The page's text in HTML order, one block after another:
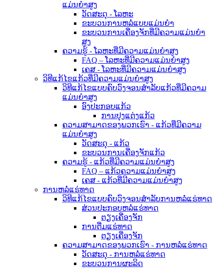
ແມ່ນຍໍາສູງ
ວັດສະດຸ - ໂລຫະ
ຂະບວນການຫລໍ່ແບບແມ່ນຍໍາ
ຂະບວນການເຄື່ອງຈັກທີ່ມີຄວາມແມ່ນຍໍາ
ສູງ
ຄວາມຮູ້ - ໂລຫະທີ່ມີຄວາມແມ່ນຍໍາສູງ
FAQ – ໂລຫະທີ່ມີຄວາມແມ່ນຍໍາສູງ
ເຄສ - ໂລຫະທີ່ມີຄວາມແມ່ນຍໍາສູງ
ວິທີແກ້ໄຂແກ້ວທີ່ມີຄວາມແມ່ນຍໍາສູງ
ວິທີແກ້ໄຂແບບຄົບວົງຈອນສຳລັບແກ້ວທີ່ມີຄວາມ
ແມ່ນຍໍາສູງ
ອົງປະກອບແກ້ວ
ການປຸງແຕ່ງແກ້ວ
ຄວາມສາມາດຂອງພວກເຮົາ - ແກ້ວທີ່ມີຄວາມ
ແມ່ນຍໍາສູງ
ວັດສະດຸ - ແກ້ວ
ຂະບວນການເຄື່ອງຈັກແກ້ວ
ຄວາມຮູ້ - ແກ້ວທີ່ມີຄວາມແມ່ນຍໍາສູງ
FAQ – ແກ້ວຄວາມແມ່ນຍໍາສູງ
ເຄສ - ແກ້ວທີ່ມີຄວາມແມ່ນຍໍາສູງ
ການຫລໍ່ແຮ່ທາດ
ວິທີແກ້ໄຂແບບຄົບວົງຈອນສຳລັບການຫລໍ່ແຮ່ທາດ
ສ່ວນປະກອບຫລໍ່ແຮ່ທາດ
ຕຽງເຄື່ອງຈັກ
ການຕື່ມແຮ່ທາດ
ຕຽງເຄື່ອງຈັກ
ຄວາມສາມາດຂອງພວກເຮົາ - ການຫລໍ່ແຮ່ທາດ
ວັດສະດຸ - ການຫລໍ່ແຮ່ທາດ
ຂະບວນການຜະລິດ